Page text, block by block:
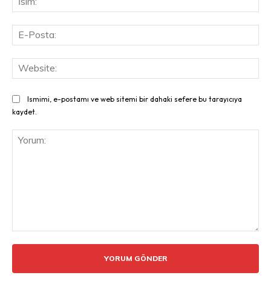
Ismimi, e-postamı ve web sitemi bir dahaki sefere bu tarayıcıya
kaydet.